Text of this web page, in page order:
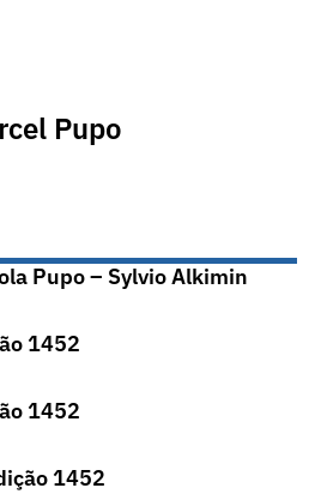
Pupo
Pupo – Sylvio Alkimin
1452
1452
1452